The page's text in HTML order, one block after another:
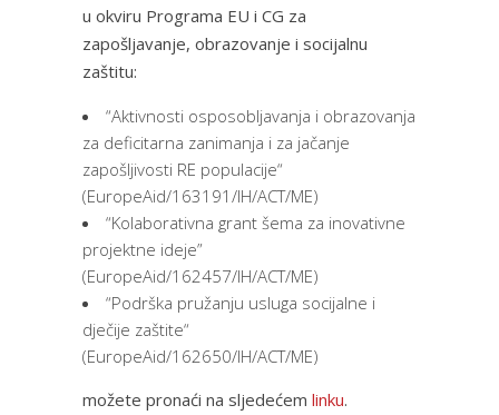
u okviru Programa EU i CG za
zapošljavanje, obrazovanje i socijalnu
zaštitu:
“Aktivnosti osposobljavanja i obrazovanja
za deficitarna zanimanja i za jačanje
zapošljivosti RE populacije“
(EuropeAid/163191/IH/ACT/ME)
“Kolaborativna grant šema za inovativne
projektne ideje”
(EuropeAid/162457/IH/ACT/ME)
“Podrška pružanju usluga socijalne i
dječije zaštite“
(EuropeAid/162650/IH/ACT/ME)
možete pronaći na sljedećem linku.